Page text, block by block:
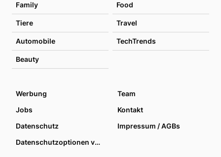
Family Food
Tiere Travel
Automobile TechTrends
Beauty
Werbung
Team
Jobs
Kontakt
Datenschutz
Impressum / AGBs
Datenschutzoptionen verwalten